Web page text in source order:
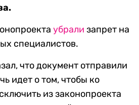
убрали запрет на
специалистов.
что документ отправили
идет о том, чтобы ко
из законопроекта